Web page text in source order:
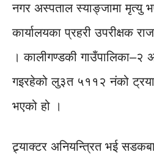
नगर अस्पताल स्याङ्जामा मृत्यु
कार्यालयका प्रहरी उपरीक्षक
। कालीगण्डकी गाउँपालिका–२
गइरहेको लु३त ५११२ नंको
भएको हो ।
ट्र्याक्टर अनियन्त्रित भई